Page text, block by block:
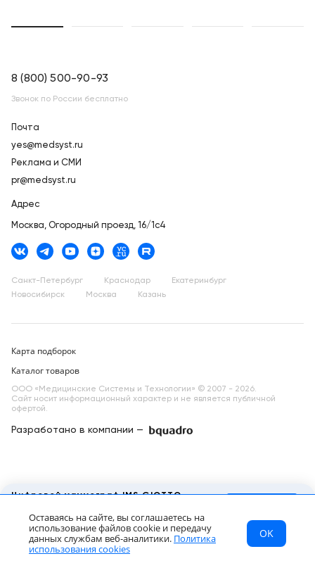
МСТ Каталог
Главная
RU
Цифровой маммограф IMS GIOTTO
8 220 217 ₽
8 (800) 500-90-93
Звонок по России бесплатно
Почта
yes@medsyst.ru
Реклама и СМИ
pr@medsyst.ru
Адрес
Москва, Огородный проезд, 16/1с4
Санкт-Петербург Краснодар
Екатеринбург
Новосибирск
Москва Казань
Карта подборок
Каталог товаров
ООО «Медицинские Системы и Технологии» © 2007 - 2026.
Сайт носит информационный характер и не является публичной
офертой.
Разработано в компании —
Оставаясь на сайте, вы соглашаетесь на
использование файлов cookie и передачу
данных службам веб-аналитики. Политика
использования cookies
OK